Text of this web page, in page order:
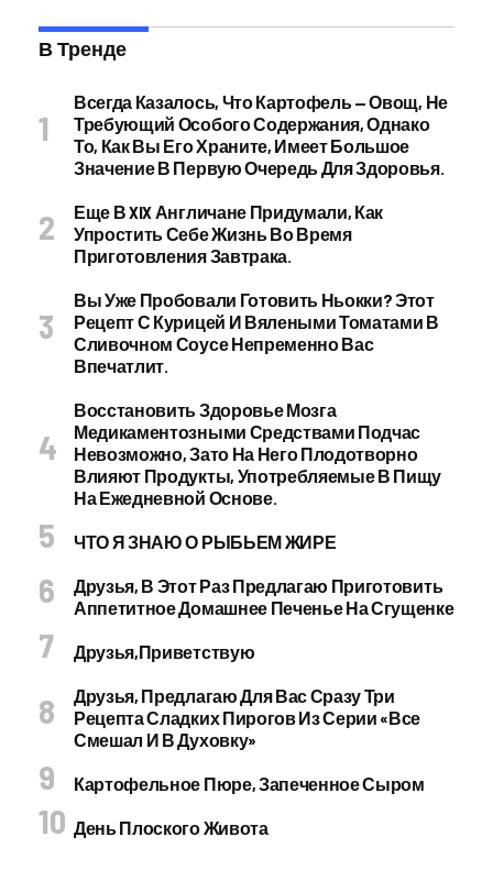
В Тренде
Всегда Казалось, Что Картофель — Овощ, Не
Требующий Особого Содержания, Однако
То, Как Вы Его Храните, Имеет Большое
Значение В Первую Очередь Для Здоровья.
Еще В XIX Англичане Придумали, Как
Упростить Себе Жизнь Во Время
Приготовления Завтрака.
Вы Уже Пробовали Готовить Ньокки? Этот
Рецепт С Курицей И Вялеными Томатами В
Сливочном Соусе Непременно Вас
Впечатлит.
Восстановить Здоровье Мозга
Медикаментозными Средствами Подчас
Невозможно, Зато На Него Плодотворно
Влияют Продукты, Употребляемые В Пищу
На Ежедневной Основе.
ЧТО Я ЗНАЮ О РЫБЬЕМ ЖИРЕ
Друзья, В Этот Раз Предлагаю Приготовить
Аппетитное Домашнее Печенье На Сгущенке
Друзья,приветствую
Друзья, Предлагаю Для Вас Сразу Три
Рецепта Сладких Пирогов Из Серии «все
Смешал И В Духовку»
Картофельное Пюре, Запеченное Сыром
День Плоского Живота